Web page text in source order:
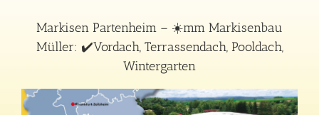
Markisen Partenheim – ☀️mm Markisenbau
Müller: ✔️Vordach, Terrassendach, Pooldach,
Wintergarten